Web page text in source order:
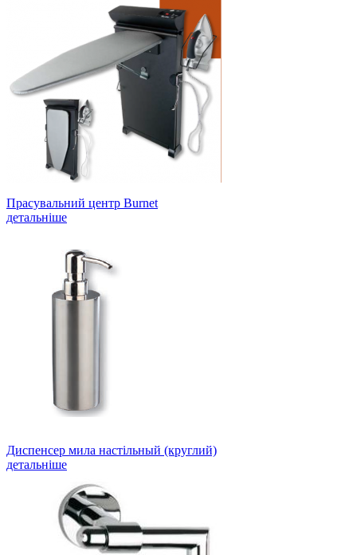
Прасувальний центр Burnet
детальніше
Диспенсер мила настільный (круглий)
детальніше